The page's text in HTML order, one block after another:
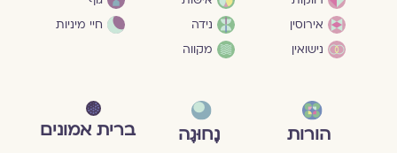
אירוסין
נישואין
נידה
מקווה
חיי מיניות
הורות נָחוּגָה ברית אמונים